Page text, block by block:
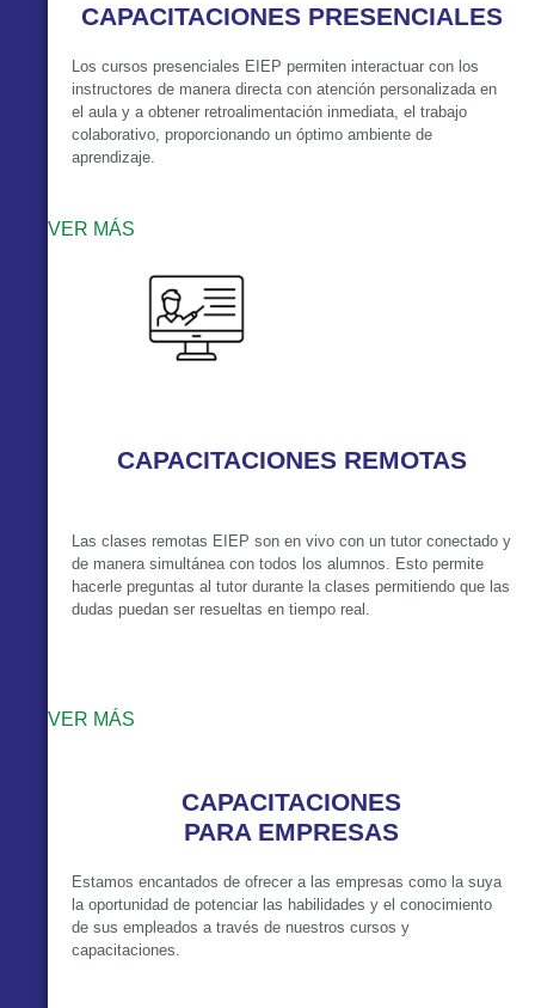
CAPACITACIONES PRESENCIALES
Los cursos presenciales EIEP permiten interactuar con los
instructores de manera directa con atención personalizada en
el aula y a obtener retroalimentación inmediata, el trabajo
colaborativo, proporcionando un óptimo ambiente de
aprendizaje.
VER MÁS
CAPACITACIONES REMOTAS
Las clases remotas EIEP son en vivo con un tutor conectado y
de manera simultánea con todos los alumnos. Esto permite
hacerle preguntas al tutor durante la clases permitiendo que las
dudas puedan ser resueltas en tiempo real.
VER MÁS
CAPACITACIONES
PARA EMPRESAS
Estamos encantados de ofrecer a las empresas como la suya
la oportunidad de potenciar las habilidades y el conocimiento
de sus empleados a través de nuestros cursos y
capacitaciones.